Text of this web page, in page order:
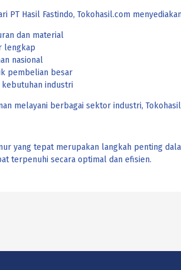
PT Hasil Fastindo, Tokohasil.com
dan material
lengkap
nasional
pembelian besar
industri
melayani berbagai sektor industri,
yang tepat merupakan langkah penting
terpenuhi secara optimal dan efisien.